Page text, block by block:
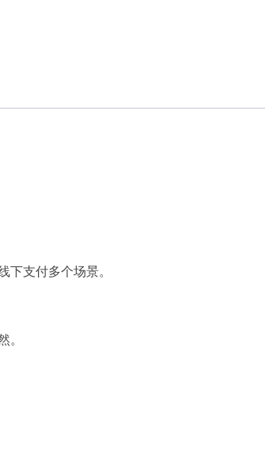
下支付多个场景。
。